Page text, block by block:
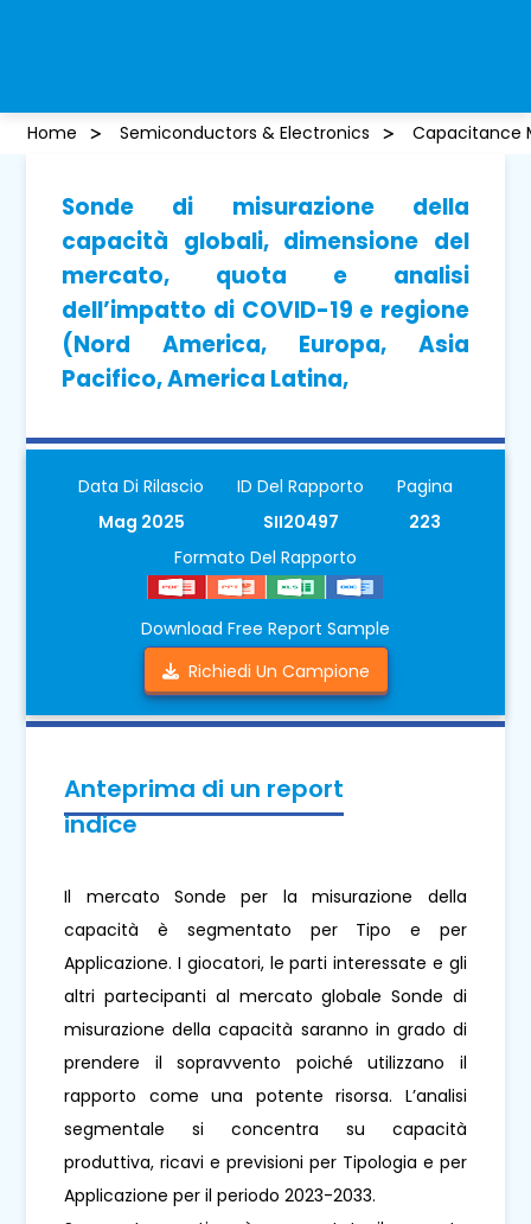
Home Semiconductors & Electronics Capacitance
Sonde di misurazione della
capacità globali, dimensione del
mercato, quota e analisi
dell’impatto di COVID-19 e regione
(Nord America, Europa, Asia
Pacifico, America Latina,
Data Di Rilascio
Mag 2025
ID Del Rapporto
SII20497
Pagina
223
Formato Del Rapporto
Download Free Report Sample
Richiedi Un Campione
Anteprima di un report
indice
Il mercato Sonde per la misurazione della
capacità è segmentato per Tipo e per
Applicazione. I giocatori, le parti interessate e gli
altri partecipanti al mercato globale Sonde di
misurazione della capacità saranno in grado di
prendere il sopravvento poiché utilizzano il
rapporto come una potente risorsa. L’analisi
segmentale si concentra su capacità
produttiva, ricavi e previsioni per Tipologia e per
Applicazione per il periodo 2023-2033.